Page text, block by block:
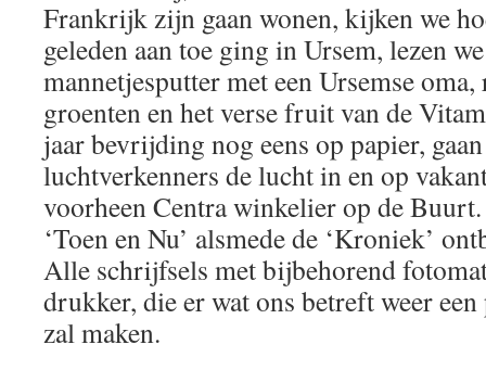
Frankrijk zijn gaan wonen, kijken we
geleden aan toe ging in Ursem, lezen
mannetjesputter met een Ursemse
groenten en het verse fruit van de
jaar bevrijding nog eens op papier,
luchtverkenners de lucht in en op
voorheen Centra winkelier op de
‘Toen en Nu’ alsmede de ‘Kroniek’
Alle schrijfsels met bijbehorend
drukker, die er wat ons betreft weer
zal maken.